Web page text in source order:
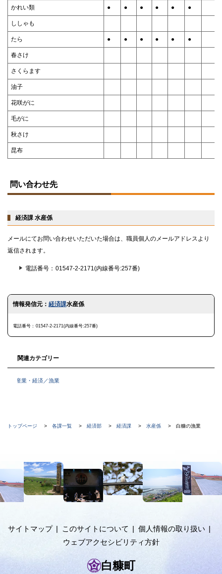
かれい類 ● ● ● ● ● ●
ししゃも
たら ● ● ● ● ● ●
春さけ
さくらます
油子
花咲がに
毛がに
秋さけ
昆布
ッ
プ
に
る
問い合わせ先
経済課 水産係
メールにてお問い合わせいただいた場合は、職員個人のメールアドレスより
返信されます。
電話番号 01547-2-2171(内線番号:257番)
ト
戻
情報発信元： 経済課水産係
電話番号 01547-2-2171(内線番号:257番)
関連カテゴリー
産業・経済／漁業
現
置
の
トップページ 各課一覧 経済部 経済課 水産係 白糠の漁業
へ
メ
サイトマップ このサイトについて
個人情報の取り扱い
ウェブアクセシビリティ方針
白糠町